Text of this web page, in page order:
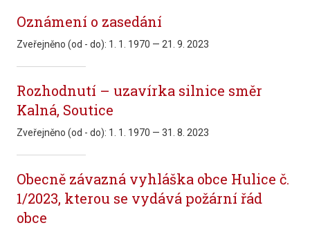
Oznámení o zasedání
Zveřejněno (od - do): 1. 1. 1970 — 21. 9. 2023
Rozhodnutí – uzavírka silnice směr
Kalná, Soutice
Zveřejněno (od - do): 1. 1. 1970 — 31. 8. 2023
Obecně závazná vyhláška obce Hulice č.
1/2023, kterou se vydává požární řád
obce